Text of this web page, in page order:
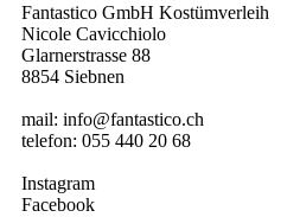
Fantastico GmbH Kostümverleih
Nicole Cavicchiolo
Glarnerstrasse 88
8854 Siebnen
mail: info@fantastico.ch
telefon: 055 440 20 68
Instagram
Facebook